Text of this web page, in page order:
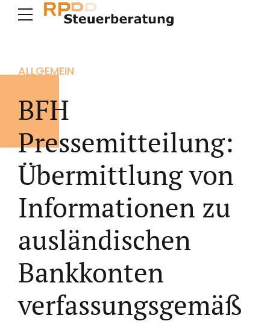
ALLGEMEIN
BFH
Pressemitteilung:
Übermittlung von
Informationen zu
ausländischen
Bankkonten
verfassungsgemäß